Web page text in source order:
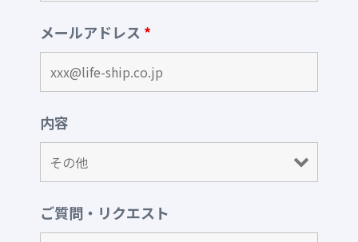
メールアドレス *
内容
ご質問・リクエスト